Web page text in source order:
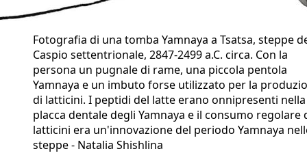
Fotografia di una tomba Yamnaya a Tsatsa, steppe
Caspio settentrionale, 2847-2499 a.C. circa. Con la
persona un pugnale di rame, una piccola pentola
Yamnaya e un imbuto forse utilizzato per la
di latticini. I peptidi del latte erano onnipresenti nella
placca dentale degli Yamnaya e il consumo regolare
latticini era un'innovazione del periodo Yamnaya
steppe - Natalia Shishlina